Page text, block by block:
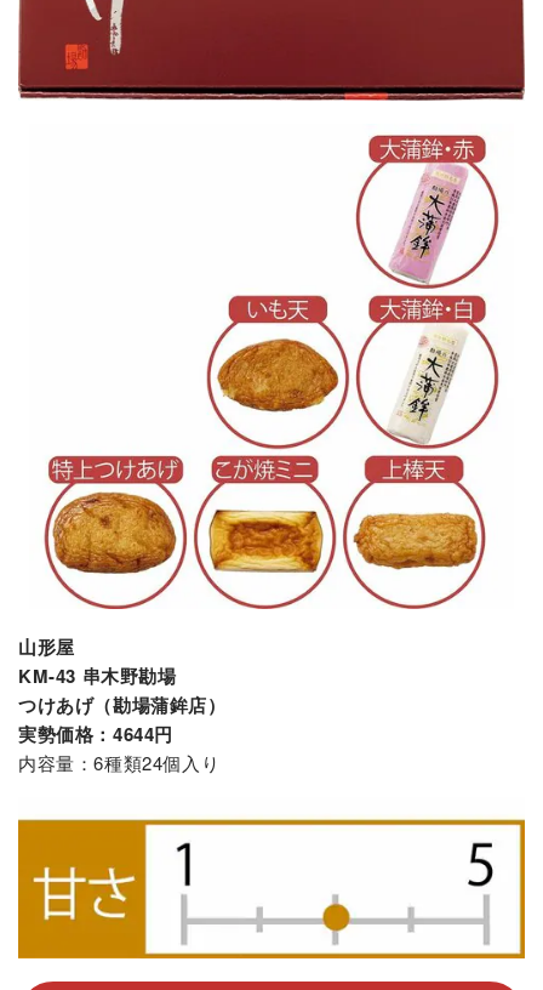
山形屋
KM-43 串木野勘場
つけあげ（勘場蒲鉾店）
実勢価格：4644円
内容量：6種類24個入り